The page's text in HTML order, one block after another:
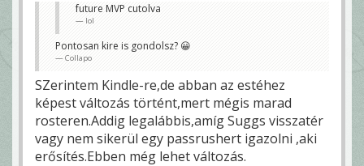
future MVP cutolva
lol
Pontosan kire is gondolsz? 😀
Collapo
SZerintem Kindle-re,de abban az estéhez
képest változás történt,mert mégis marad
rosteren.Addig legalábbis,amíg Suggs visszatér
vagy nem sikerül egy passrushert igazolni ,aki
erősítés.Ebben még lehet változás.